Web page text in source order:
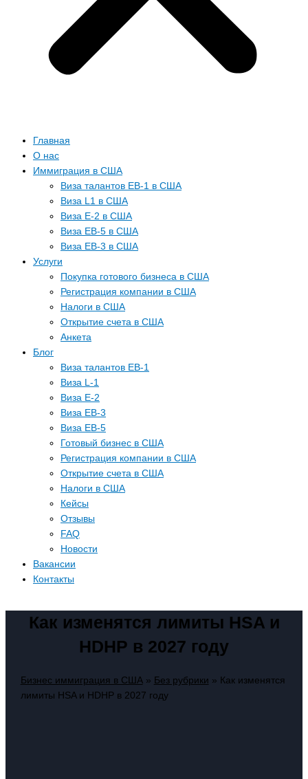
Главная
О нас
Иммиграция в США
Виза талантов EB-1 в США
Виза L1 в США
Виза E-2 в США
Виза EB-5 в США
Виза EB-3 в США
Услуги
Покупка готового бизнеса в США
Регистрация компании в США
Налоги в США
Открытие счета в США
Анкета
Блог
Виза талантов EB-1
Виза L-1
Виза E-2
Виза EB-3
Виза EB-5
Готовый бизнес в США
Регистрация компании в США
Открытие счета в США
Налоги в США
Кейсы
Отзывы
FAQ
Новости
Вакансии
Контакты
Как изменятся лимиты HSA и
HDHP в 2027 году
Бизнес иммиграция в США» Без рубрики » Как изменятся
лимиты HSA и HDHP в 2027 году